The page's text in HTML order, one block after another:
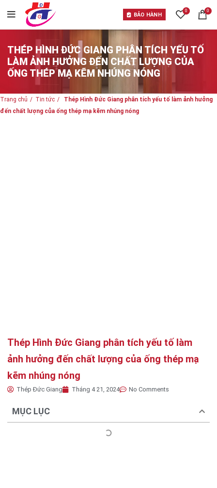
BẢO HÀNH
0 0
THÉP HÌNH ĐỨC GIANG PHÂN TÍCH YẾU TỐ
LÀM ẢNH HƯỞNG ĐẾN CHẤT LƯỢNG CỦA
ỐNG THÉP MẠ KẼM NHÚNG NÓNG
Trang chủ Tin tức
Thép Hình Đức Giang phân tích yếu tố làm ảnh hưởng
đến chất lượng của ống thép mạ kẽm nhúng nóng
Thép Hình Đức Giang phân tích yếu tố làm
ảnh hưởng đến chất lượng của ống thép mạ
kẽm nhúng nóng
Thép Đức Giang Tháng 4 21, 2024 No Comments
MỤC LỤC